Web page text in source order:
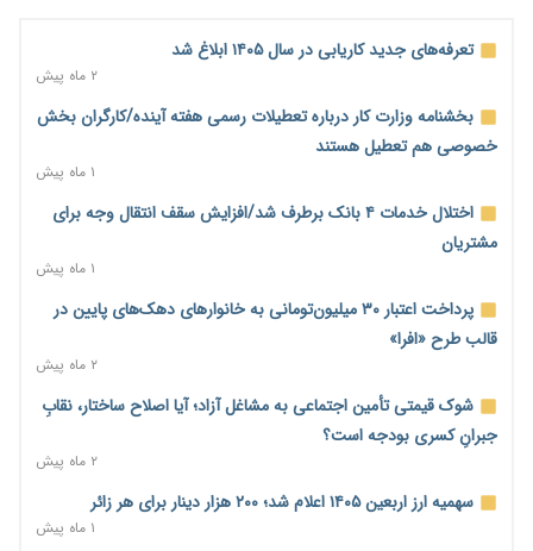
آغاز اجرای پایلوت «ردا کارت» برای دانشجویان تحصیلات تکمیلی
۱ روز پیش
محدودیت تازه برای شبکه بانکی؛ افزایش سپرده قانونی با هدف
کنترل تورم
۱ روز پیش
ترمز تولید خودرو کشیده شد؛ افت ۲۵ درصدی تیراژ ایران‌خودرو،
سایپا و پارس‌خودرو
۱ روز پیش
بنگاه‌داری بانک‌ها؛ مانع بزرگ خانه‌دار شدن مستأجران
نماینده مجلس: توسعه مرزهای زمینی به راهبرد تأمین کالاهای
اساسی تبدیل شود
۱ روز پیش
تعرفه‌های جدید کاریابی در سال ۱۴۰۵ ابلاغ شد
۲ ماه پیش
بخشنامه وزارت کار درباره تعطیلات رسمی هفته آینده/کارگران بخش
خصوصی هم تعطیل هستند
۱ ماه پیش
اختلال خدمات ۴ بانک برطرف شد/افزایش سقف انتقال وجه برای
مشتریان
۱ ماه پیش
پرداخت اعتبار ۳۰ میلیون‌تومانی به خانوارهای دهک‌های پایین در
قالب طرح «افرا»
۲ ماه پیش
شوک قیمتی تأمین اجتماعی به مشاغل آزاد؛ آیا اصلاح ساختار، نقابِ
جبرانِ کسری بودجه است؟
۲ ماه پیش
سهمیه ارز اربعین ۱۴۰۵ اعلام شد؛ ۲۰۰ هزار دینار برای هر زائر
۱ ماه پیش